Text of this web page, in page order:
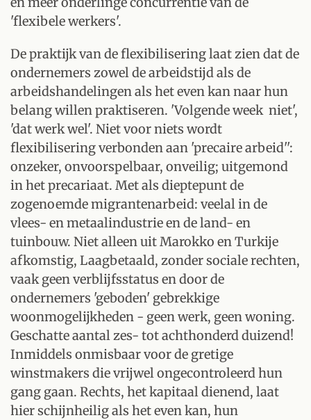
'flexibele werkers'.
De praktijk van de flexibilisering laat zien dat de
ondernemers zowel de arbeidstijd als de
arbeidshandelingen als het even kan naar hun
belang willen praktiseren. 'Volgende week niet',
'dat werk wel'. Niet voor niets wordt
flexibilisering verbonden aan 'precaire arbeid'':
onzeker, onvoorspelbaar, onveilig; uitgemond
in het precariaat. Met als dieptepunt de
zogenoemde migrantenarbeid: veelal in de
vlees- en metaalindustrie en de land- en
tuinbouw. Niet alleen uit Marokko en Turkije
afkomstig, Laagbetaald, zonder sociale rechten,
vaak geen verblijfsstatus en door de
ondernemers 'geboden' gebrekkige
woonmogelijkheden - geen werk, geen woning.
Geschatte aantal zes- tot achthonderd duizend!
Inmiddels onmisbaar voor de gretige
winstmakers die vrijwel ongecontroleerd hun
gang gaan. Rechts, het kapitaal dienend, laat
hier schijnheilig als het even kan, hun